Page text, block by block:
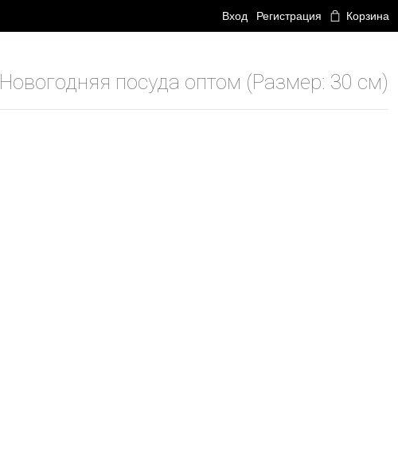
Вход Регистрация Корзина
Новогодняя посуда оптом (Размер: 30 см)